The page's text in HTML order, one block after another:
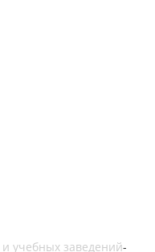
учебных заведений-